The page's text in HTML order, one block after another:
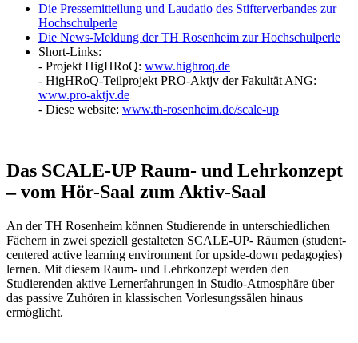
Die Pressemitteilung und Laudatio des Stifterverbandes zur
Hochschulperle
Die News-Meldung der TH Rosenheim zur Hochschulperle
Short-Links:
- Projekt HigHRoQ: www.highroq.de
- HigHRoQ-Teilprojekt PRO-Aktjv der Fakultät ANG:
www.pro-aktjv.de
- Diese website: www.th-rosenheim.de/scale-up
Das SCALE-UP Raum- und Lehrkonzept
– vom Hör-Saal zum Aktiv-Saal
An der TH Rosenheim können Studierende in unterschiedlichen
Fächern in zwei speziell gestalteten SCALE-UP- Räumen (student-
centered active learning environment for upside-down pedagogies)
lernen. Mit diesem Raum- und Lehrkonzept werden den
Studierenden aktive Lernerfahrungen in Studio-Atmosphäre über
das passive Zuhören in klassischen Vorlesungssälen hinaus
ermöglicht.